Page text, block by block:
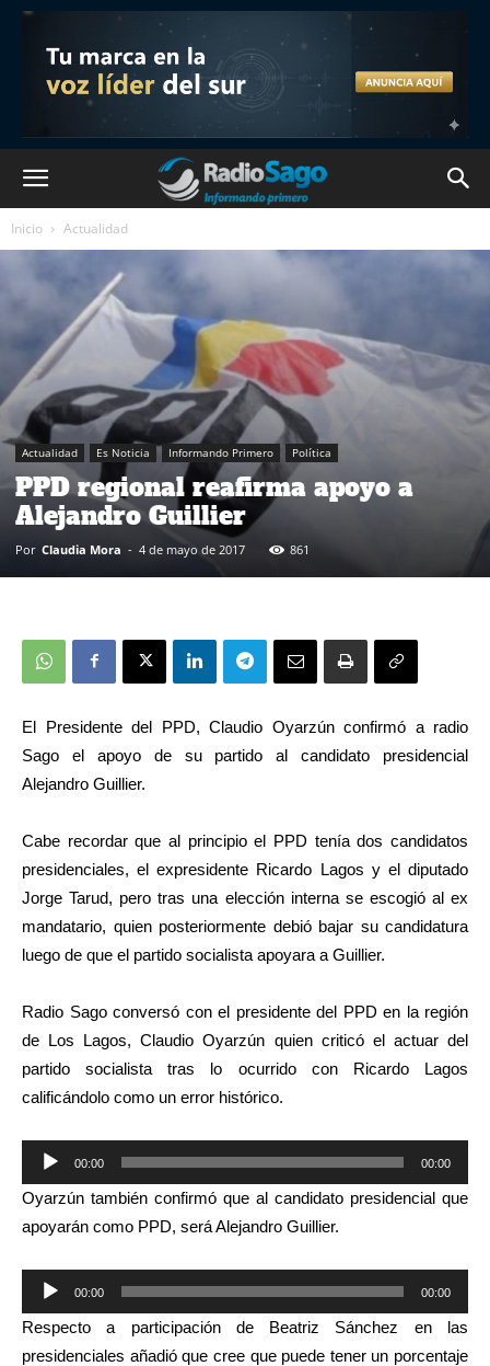
Inicio Actualidad
Actualidad Es Noticia Informando Primero Política
PPD regional reafirma apoyo a
Alejandro Guillier
Por Claudia Mora - 4 de mayo de 2017 861
El Presidente del PPD, Claudio Oyarzún confirmó a radio
Sago el apoyo de su partido al candidato presidencial
Alejandro Guillier.
Cabe recordar que al principio el PPD tenía dos candidatos
presidenciales, el expresidente Ricardo Lagos y el diputado
Jorge Tarud, pero tras una elección interna se escogió al ex
mandatario, quien posteriormente debió bajar su candidatura
luego de que el partido socialista apoyara a Guillier.
Radio Sago conversó con el presidente del PPD en la región
de Los Lagos, Claudio Oyarzún quien criticó el actuar del
partido socialista tras lo ocurrido con Ricardo Lagos
calificándolo como un error histórico.
Reproductor
de
audio
00:00 00:00
Oyarzún también confirmó que al candidato presidencial que
apoyarán como PPD, será Alejandro Guillier.
Reproductor
de
audio
00:00 00:00
Respecto a participación de Beatriz Sánchez en las
presidenciales añadió que cree que puede tener un porcentaje